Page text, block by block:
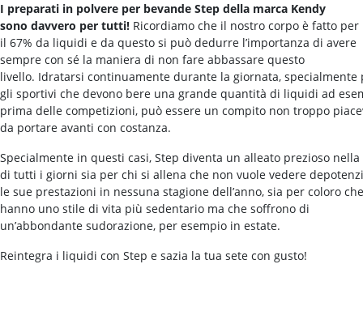
I preparati in polvere per bevande Step della marca Kendy
sono davvero per tutti! Ricordiamo che il nostro corpo è fatto per
il 67% da liquidi e da questo si può dedurre l’importanza di avere
sempre con sé la maniera di non fare abbassare questo
livello. Idratarsi continuamente durante la giornata, specialmente
gli sportivi che devono bere una grande quantità di liquidi ad
prima delle competizioni, può essere un compito non troppo
da portare avanti con costanza.
Specialmente in questi casi, Step diventa un alleato prezioso nella
di tutti i giorni sia per chi si allena che non vuole vedere
le sue prestazioni in nessuna stagione dell’anno, sia per coloro che
hanno uno stile di vita più sedentario ma che soffrono di
un’abbondante sudorazione, per esempio in estate.
Reintegra i liquidi con Step e sazia la tua sete con gusto!